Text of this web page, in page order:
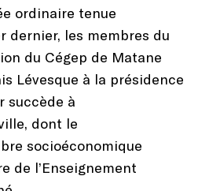
ordinaire tenue
dernier, les membres du
du Cégep de Matane
Lévesque à la présidence
succède à
dont le
socioéconomique
de l’Enseignement